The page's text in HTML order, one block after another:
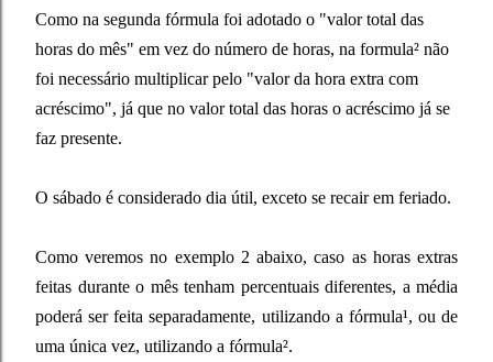
Como na segunda fórmula foi adotado o "valor total das
horas do mês" em vez do número de horas, na formula² não
foi necessário multiplicar pelo "valor da hora extra com
acréscimo", já que no valor total das horas o acréscimo já se
faz presente.
O sábado é considerado dia útil, exceto se recair em feriado.
Como veremos no exemplo 2 abaixo, caso as horas extras
feitas durante o mês tenham percentuais diferentes, a média
poderá ser feita separadamente, utilizando a fórmula¹, ou de
uma única vez, utilizando a fórmula².